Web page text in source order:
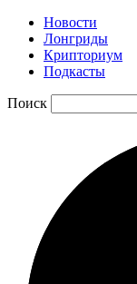
Новости
Лонгриды
Крипториум
Подкасты
Поиск